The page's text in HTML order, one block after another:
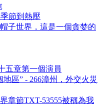
節到熱壓
子世界，這是一個貪婪的
五章第一個演員
區” - 266漳州，外交火災
章節TXT-53555被稱為我